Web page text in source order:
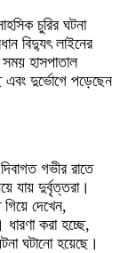
চুরির ঘটনা
বিদ্যুৎ লাইনের
হাসপাতাল
এবং দুর্ভোগে পড়েছেন
গভীর রাতে
যায় দুর্বৃত্তরা।
গিয়ে দেখেন,
করা হচ্ছে,
ঘটানো হয়েছে।